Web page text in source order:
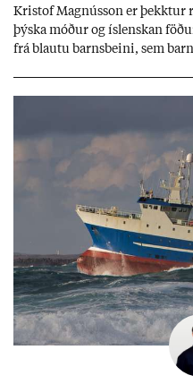
Kri­stof Magnús­son er þekkt­ur
þýska móð­ur og ís­lensk­an
frá blautu barns­beini, sem